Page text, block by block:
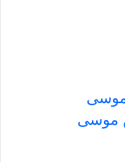
موسى
موسى